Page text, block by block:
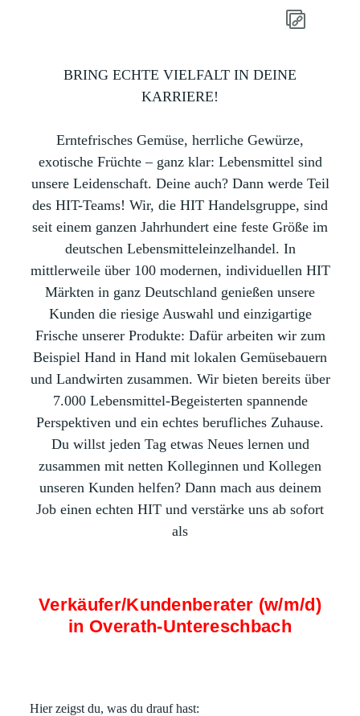
BRING ECHTE VIELFALT IN DEINE
KARRIERE!
Erntefrisches Gemüse, herrliche Gewürze,
exotische Früchte – ganz klar: Lebensmittel sind
unsere Leidenschaft. Deine auch? Dann werde Teil
des HIT-Teams! Wir, die HIT Handelsgruppe, sind
seit einem ganzen Jahrhundert eine feste Größe im
deutschen Lebensmitteleinzelhandel. In
mittlerweile über 100 modernen, individuellen HIT
Märkten in ganz Deutschland genießen unsere
Kunden die riesige Auswahl und einzigartige
Frische unserer Produkte: Dafür arbeiten wir zum
Beispiel Hand in Hand mit lokalen Gemüsebauern
und Landwirten zusammen. Wir bieten bereits über
7.000 Lebensmittel-Begeisterten spannende
Perspektiven und ein echtes berufliches Zuhause.
Du willst jeden Tag etwas Neues lernen und
zusammen mit netten Kolleginnen und Kollegen
unseren Kunden helfen? Dann mach aus deinem
Job einen echten HIT und verstärke uns ab sofort
als
Verkäufer/Kundenberater (w/m/d)
in Overath-Untereschbach
Hier zeigst du, was du drauf hast: